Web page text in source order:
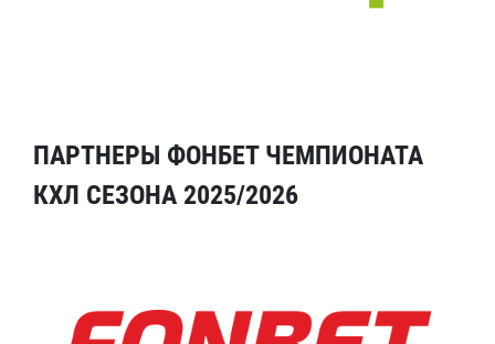
ПАРТНЕРЫ ФОНБЕТ ЧЕМПИОНАТА
КХЛ СЕЗОНА 2025/2026